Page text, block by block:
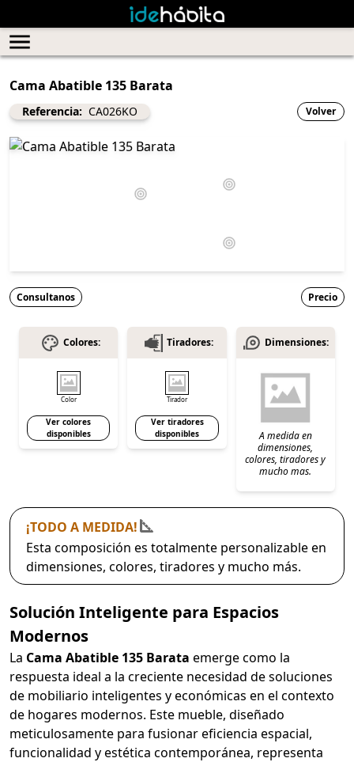
Cama Abatible 135 Barata
Referencia: CA026KO Volver
Consultanos Precio
Colores:
Color
Ver colores
disponibles
Tiradores:
Tirador
Ver tiradores
disponibles
Dimensiones:
A medida en
dimensiones,
colores, tiradores y
mucho mas.
¡TODO A MEDIDA!
Esta composición es totalmente personalizable en
dimensiones, colores, tiradores y mucho más.
Solución Inteligente para Espacios
Modernos
La Cama Abatible 135 Barata emerge como la
respuesta ideal a la creciente necesidad de soluciones
de mobiliario inteligentes y económicas en el contexto
de hogares modernos. Este mueble, diseñado
meticulosamente para fusionar eficiencia espacial,
funcionalidad y estética contemporánea, representa